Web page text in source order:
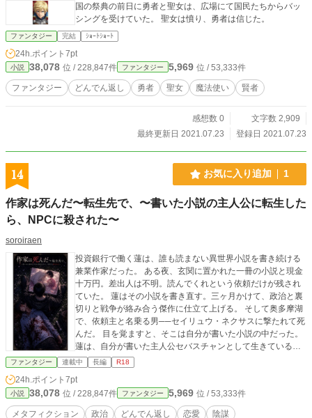
国の祭典の前日に勇者と聖女は、広場にて国民たちからバッ
シングを受けていた。 聖女は憤り、勇者は信じた。
ファンタジー 完結 ｼｮｰﾄｼｮｰﾄ
24h.ポイント 7pt
小説 38,078 位 / 228,847件 ファンタジー 5,969 位 / 53,333件
ファンタジー どんでん返し 勇者 聖女 魔法使い 賢者
感想数 0
文字数 2,909
最終更新日 2021.07.23
登録日 2021.07.23
14 お気に入り追加 1
作家は死んだ〜転生先で、〜書いた小説の主人公に転生した
ら、NPCに殺された〜
soroiraen
投資銀行で働く蓮は、誰も読まない異世界小説を書き続ける
兼業作家だった。 ある夜、玄関に置かれた一冊の小説と現金
十万円。差出人は不明。読んでくれという依頼だけが残され
ていた。 蓮はその小説を書き直す。三ヶ月かけて、政治と裏
切りと戦争が絡み合う傑作に仕立て上げる。 そして奥多摩湖
で、依頼主と名乗る男──セイリュウ・ネクサスに撃たれて死
んだ。 目を覚ますと、そこは自分が書いた小説の中だった。
蓮は、自分が書いた主人公セバスチャンとして生きている。
物語の展開を、すべて知っている。誰が裏切るか。誰が死ぬ
か。何が起きるか。 それでも、何も変えられない。 変えよう
とするたびに、体が拒否する。血を吐き、世界が巻き戻る。
そして気づいてしまう──小説の中に、自分が書いていない展
開が増えていることに。 ドラゴン。人を喰う帝国。あの男
ファンタジー 連載中 長編 R18
24h.ポイント 7pt
小説 38,078 位 / 228,847件 ファンタジー 5,969 位 / 53,333件
メタフィクション 政治 どんでん返し 恋愛 陰謀